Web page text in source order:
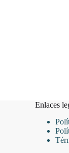
Enlaces